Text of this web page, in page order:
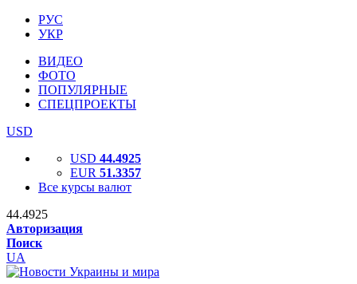
РУС
УКР
ВИДЕО
ФОТО
ПОПУЛЯРНЫЕ
СПЕЦПРОЕКТЫ
USD
USD 44.4925
EUR 51.3357
Все курсы валют
44.4925
Авторизация
Поиск
UA